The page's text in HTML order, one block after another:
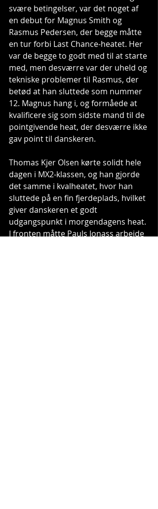
svære betingelser, var det noget af
en debut for Magnus Smith og
Rasmus Pedersen, der begge måtte
en tur forbi Last Chance-heatet. Her
var de begge to godt med til at starte
med, men desværre var der uheld og
tekniske problemer til Rasmus, der
betød at han sluttede som nummer
12. Magnus hang i, og formåede at
kvalificere sig som sidste mand til de
pointgivende heat, der desværre ikke
gav point til danskeren.
Thomas Kjer Olsen kørte solidt hele
dagen i MX2-klassen, og han gjorde
det samme i kvalheatet, hvor han
sluttede på en fin fjerdeplads, hvilket
giver danskeren et godt
udgangspunkt i morgendagens heat.
I fronten måtte Pauls Jonass arbejde